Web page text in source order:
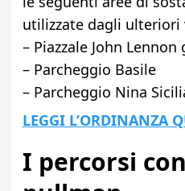
utilizzate dagli
– Piazzale John
– Parcheggio Basile
– Parcheggio Nina
LEGGI L’ORDINANZA
I percorsi